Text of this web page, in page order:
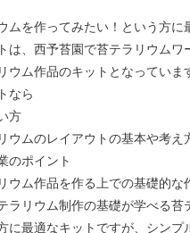
ムを作ってみたい！という方に
は、西予苔園で苔テラリウム
ウム作品のキットとなっていま
なら
方
ウムのレイアウトの基本や考え
のポイント
ウム作品を作る上での基礎的な
ラリウム制作の基礎が学べる苔
に最適なキットですが、シン